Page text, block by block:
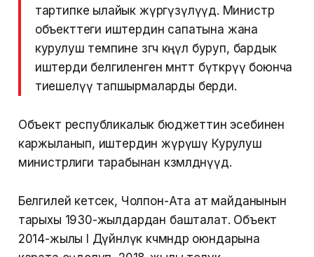
тартипке ылайык жүргүзүлүүдө. Министр
объекттеги иштердин сапатына жана
курулуш темпине өзгөчө көңүл буруп, бардык
иштерди белгиленген мөөнөттө бүткөрүү боюнча
тиешелүү тапшырмаларды берди.
Объект республикалык бюджеттин эсебинен
каржыланып, иштердин жүрүшү Курулуш
министрлиги тарабынан көзөмөлдөнүүдө.
Белгилей кетсек, Чолпон-Ата ат майданынын
тарыхы 1930-жылдардан башталат. Объект
2014-жылы I Дүйнөлүк көчмөндөр оюндарына